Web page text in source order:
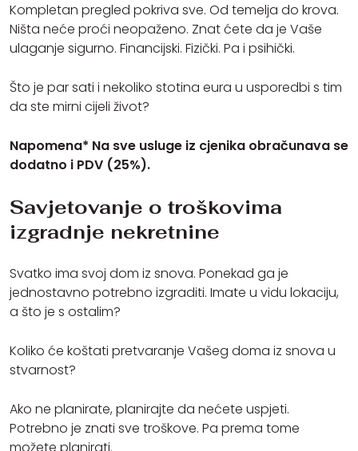
Kompletan pregled pokriva sve. Od temelja do krova.
Ništa neće proći neopaženo. Znat ćete da je Vaše
ulaganje sigurno. Financijski. Fizički. Pa i psihički.
Što je par sati i nekoliko stotina eura u usporedbi s tim
da ste mirni cijeli život?
Napomena* Na sve usluge iz cjenika obračunava se
dodatno i PDV (25%).
Savjetovanje o troškovima
izgradnje nekretnine
Svatko ima svoj dom iz snova. Ponekad ga je
jednostavno potrebno izgraditi. Imate u vidu lokaciju,
a što je s ostalim?
Koliko će koštati pretvaranje Vašeg doma iz snova u
stvarnost?
Ako ne planirate, planirajte da nećete uspjeti.
Potrebno je znati sve troškove. Pa prema tome